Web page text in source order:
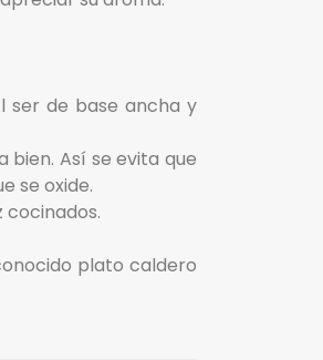
ser de base ancha y
Así se evita que
se oxide.
cocinados.
plato caldero